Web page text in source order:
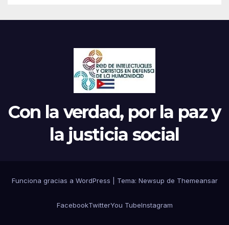
Con la verdad, por la paz y
la justicia social
Funciona gracias a WordPress Tema: Newsup de Themeansar
FacebookTwitterYou TubeInstagram